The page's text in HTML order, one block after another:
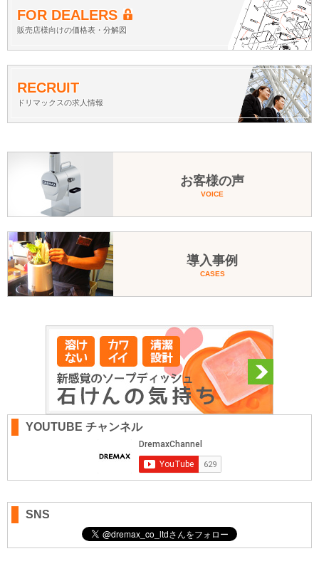
FOR DEALERS
販売店様向けの価格表・分解図
RECRUIT
ドリマックスの求人情報
お客様の声
VOICE
導入事例
CASES
YOUTUBE チャンネル
SNS